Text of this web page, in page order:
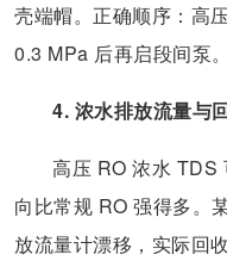
壳端帽。正确顺序：高
0.3 MPa 后再启段间泵。
4. 浓水排放流量与
高压 RO 浓水 TDS
向比常规 RO 强得多。
放流量计漂移，实际